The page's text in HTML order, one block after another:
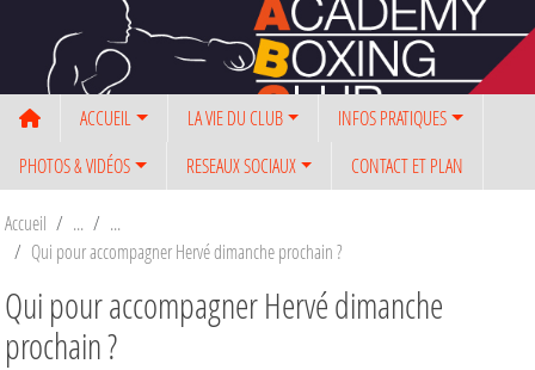
ACCUEIL LA VIE DU CLUB
INFOS PRATIQUES
PHOTOS & VIDÉOS
RESEAUX SOCIAUX CONTACT ET PLAN
Accueil
Qui pour accompagner Hervé dimanche prochain ?
Qui pour accompagner Hervé dimanche
prochain ?
Panneau de gestion des cookies